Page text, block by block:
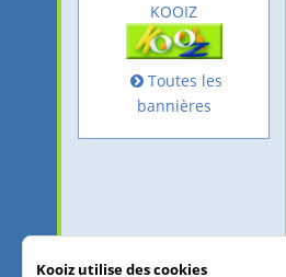
KOOIZ
Toutes les
bannières
Kooiz utilise des cookies